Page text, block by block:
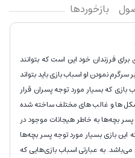
بازخوردها
فرزندان خود این است که بتوانند
نمودن او اسباب بازی باید بتواند
بازی که بسیار مورد توجه پسران قرار
ها و غالب های مختلف ساخته شده
بچه‌ها به خاطر هیجانات موجود در
این بازی بسیار مورد توجه پسر بچه‌ها
به عبارتی اسباب بازی‌هایی که